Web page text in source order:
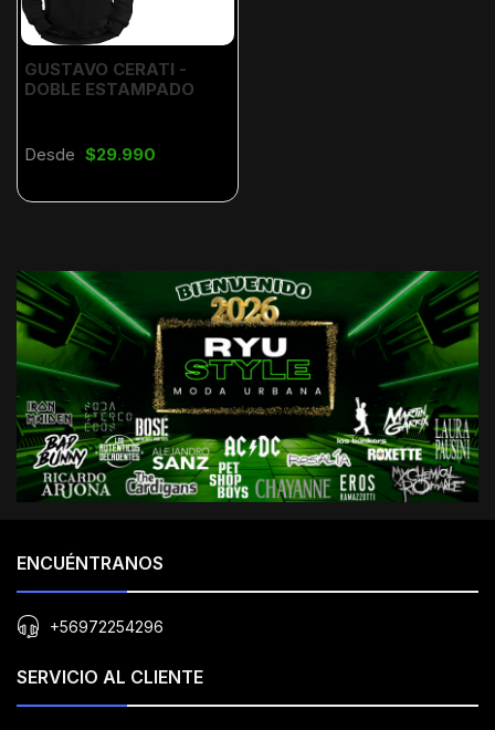
GUSTAVO CERATI -
DOBLE ESTAMPADO
Desde $29.990
ENCUÉNTRANOS
+56972254296
SERVICIO AL CLIENTE